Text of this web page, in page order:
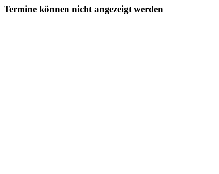
Termine können nicht angezeigt werden